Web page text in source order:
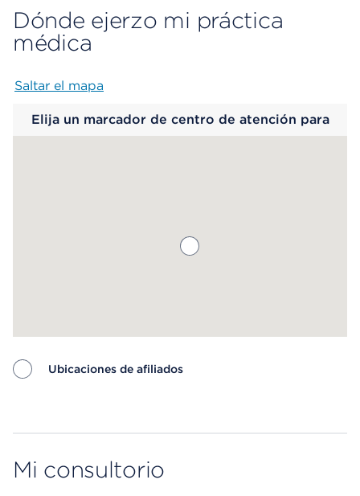
Dónde ejerzo mi práctica
médica
Saltar el mapa
Elija un marcador de centro de atención para
Ubicaciones de afiliados
Mi consultorio